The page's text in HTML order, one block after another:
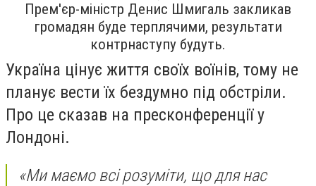
Прем'єр-міністр Денис Шмигаль закликав
громадян буде терплячими, результати
контрнаступу будуть.
Україна цінує життя своїх воїнів, тому не
планує вести їх бездумно під обстріли.
Про це сказав на пресконференції у
Лондоні.
«Ми маємо всі розуміти, що для нас